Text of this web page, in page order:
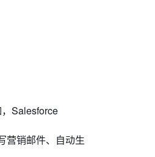
Salesforce
营销邮件、自动生